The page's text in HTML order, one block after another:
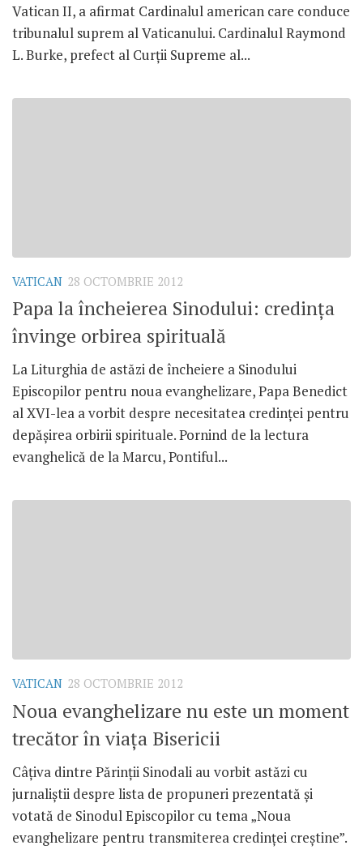
Vatican II, a afirmat Cardinalul american care conduce
tribunalul suprem al Vaticanului. Cardinalul Raymond
L. Burke, prefect al Curţii Supreme al...
VATICAN 28 OCTOMBRIE 2012
Papa la încheierea Sinodului: credinţa
învinge orbirea spirituală
La Liturghia de astăzi de încheiere a Sinodului
Episcopilor pentru noua evanghelizare, Papa Benedict
al XVI-lea a vorbit despre necesitatea credinţei pentru
depăşirea orbirii spirituale. Pornind de la lectura
evanghelică de la Marcu, Pontiful...
VATICAN 28 OCTOMBRIE 2012
Noua evanghelizare nu este un moment
trecător în viaţa Bisericii
Câţiva dintre Părinţii Sinodali au vorbit astăzi cu
jurnaliştii despre lista de propuneri prezentată şi
votată de Sinodul Episcopilor cu tema „Noua
evanghelizare pentru transmiterea credinţei creştine”.